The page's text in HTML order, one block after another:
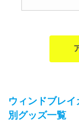
ウィンドブレ
別グッズ一覧